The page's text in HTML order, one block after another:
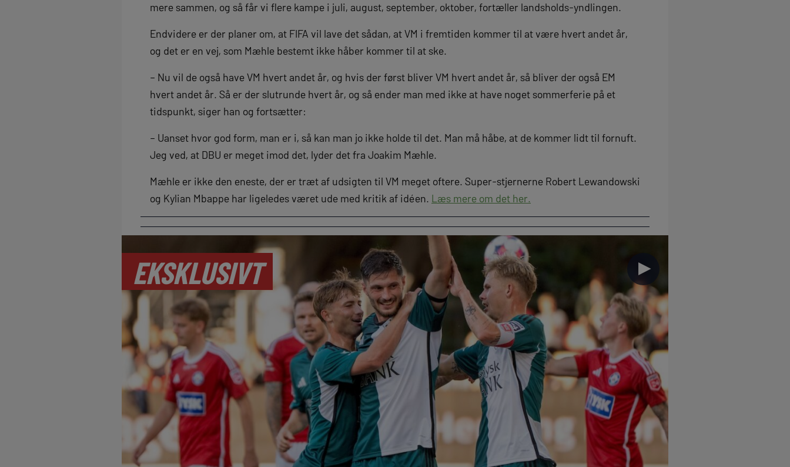
mere sammen, og så får vi flere kampe i juli, august, september, oktober, fortæller landsholds-yndlingen.
Endvidere er der planer om, at FIFA vil lave det sådan, at VM i fremtiden kommer til at være hvert andet år,
og det er en vej, som Mæhle bestemt ikke håber kommer til at ske.
– Nu vil de også have VM hvert andet år, og hvis der først bliver VM hvert andet år, så bliver der også EM
hvert andet år. Så er der slutrunde hvert år, og så ender man med ikke at have noget sommerferie på et
tidspunkt, siger han og fortsætter:
– Uanset hvor god form, man er i, så kan man jo ikke holde til det. Man må håbe, at de kommer lidt til fornuft.
Jeg ved, at DBU er meget imod det, lyder det fra Joakim Mæhle.
Mæhle er ikke den eneste, der er træt af udsigten til VM meget oftere. Super-stjernerne Robert Lewandowski
og Kylian Mbappe har ligeledes været ude med kritik af idéen. Læs mere om det her.
EKSKLUSIVT ►